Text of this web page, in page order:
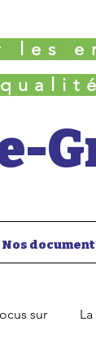
les
Nos
sur